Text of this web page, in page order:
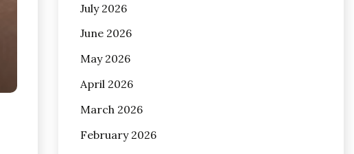
July 2026
June 2026
May 2026
April 2026
March 2026
February 2026